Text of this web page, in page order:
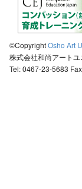
©CopyrightOsho Art
株式会社和尚アート
Tel: 0467-23-5683